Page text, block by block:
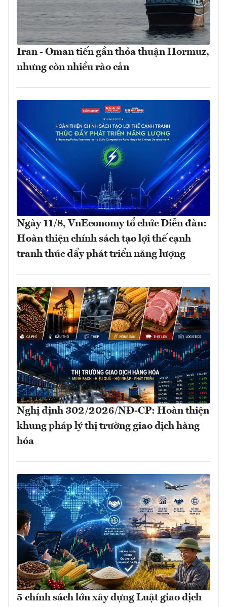
Iran - Oman tiến gần thỏa thuận Hormuz,
nhưng còn nhiều rào cản
Ngày 11/8, VnEconomy tổ chức Diễn đàn:
Hoàn thiện chính sách tạo lợi thế cạnh
tranh thúc đẩy phát triển năng lượng
Nghị định 302/2026/NĐ-CP: Hoàn thiện
khung pháp lý thị trường giao dịch hàng
hóa
5 chính sách lớn xây dựng Luật giao dịch